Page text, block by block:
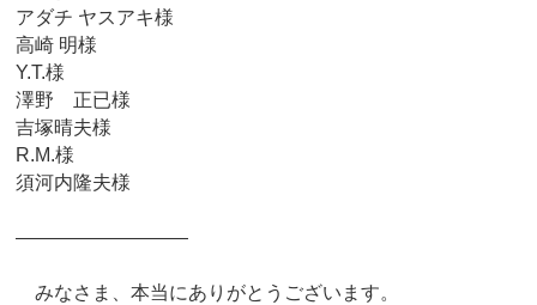
アダチ ヤスアキ様
高崎 明様
Y.T.様
澤野 正已様
吉塚晴夫様
R.M.様
須河内隆夫様
―――――――――
みなさま、本当にありがとうございます。